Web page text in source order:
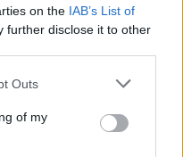
on the IAB’s List of
further disclose it to other
one or more Google
You may click to
its third-party tags to
Outs
of my
in container